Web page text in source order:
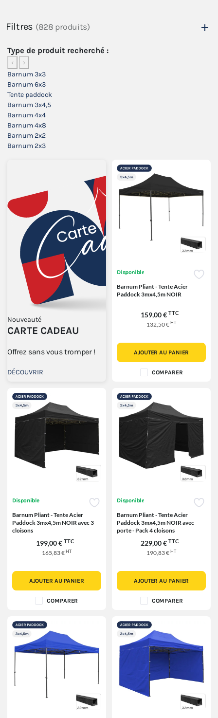
Disponibles en Acier ou en Aluminium
retrouver différentes tailles de tentes pliantes allant du
3x3m. Faites votre choix parmi tous nos barnums pour
trouver celui qui correspondra à votre besoin et à votre
budget en choisissant la couleur et la configuration qui
vous convient.
Filtres (828 produits)
Type de produit recherché :
‹
›
Barnum 3x3
Barnum 6x3
Tente paddock
Barnum 3x4,5
Barnum 4x4
Barnum 4x8
Barnum 2x2
Barnum 2x3
Nouveauté
CARTE CADEAU
Offrez sans vous tromper !
DÉCOUVRIR
Disponible
Barnum Pliant - Tente Acier
Paddock 3mx4,5m NOIR
159,00 € TTC
132,50 €HT
AJOUTER AU PANIER
COMPARER
Disponible
Barnum Pliant - Tente Acier
Paddock 3mx4,5m NOIR avec 3
cloisons
199,00 € TTC
165,83 €HT
AJOUTER AU PANIER
COMPARER
Disponible
Barnum Pliant - Tente Acier
Paddock 3mx4,5m NOIR avec
porte - Pack 4 cloisons
229,00 € TTC
190,83 €HT
AJOUTER AU PANIER
COMPARER